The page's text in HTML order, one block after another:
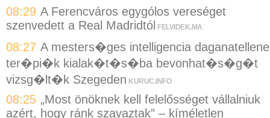
08:29 A Ferencváros egygólos vereséget
szenvedett a Real Madridtól
FELVIDEK.MA
08:27 A mesters�ges intelligencia
ter�pi�k kialak�t�s�ba bevonhat�s�g�t
vizsg�lt�k Szegeden KURUC.INFO
08:25 „Most önöknek kell felelősséget vállalniuk
azért, hogy ránk szavaztak” – kíméletlen